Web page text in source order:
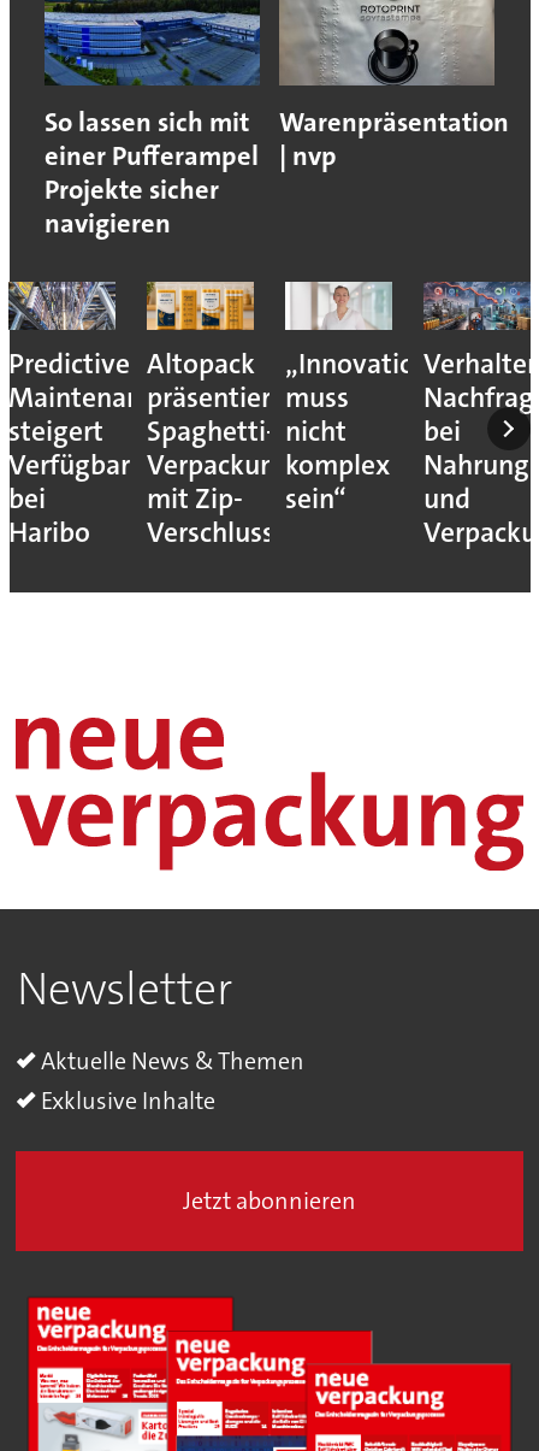
So lassen sich mit
einer Pufferampel
Projekte sicher
navigieren
Warenpräsentation
| nvp
Predictive
Maintenance
steigert
Verfügbarkeit
bei
Haribo
Altopack
präsentiert
Spaghetti-
Verpackung
mit Zip-
Verschluss
„Innovation
muss
nicht
komplex
sein“
bei
und
Newsletter
Aktuelle News & Themen
Exklusive Inhalte
Jetzt abonnieren